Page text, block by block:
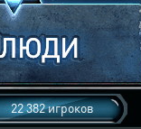
22 382 игроков